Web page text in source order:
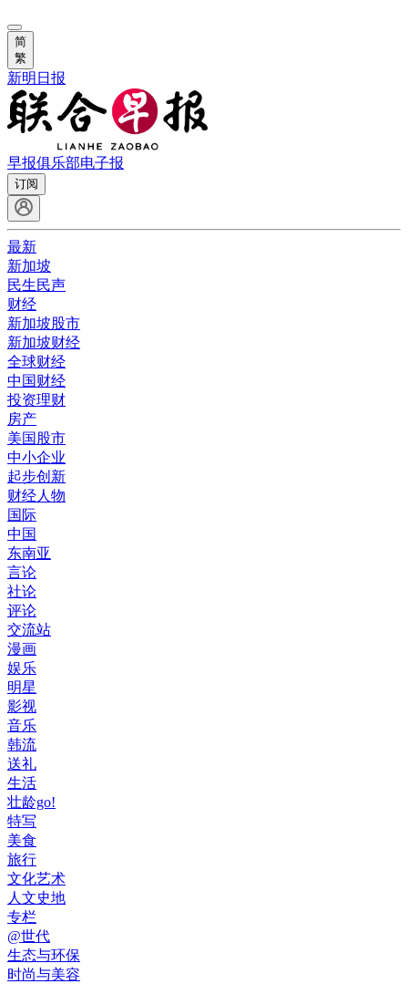
简
繁
新明日报
早报俱乐部电子报
订阅
最新
新加坡
民生民声
财经
新加坡股市
新加坡财经
全球财经
中国财经
投资理财
房产
美国股市
中小企业
起步创新
财经人物
国际
中国
东南亚
言论
社论
评论
交流站
漫画
娱乐
明星
影视
音乐
韩流
送礼
生活
壮龄go!
特写
美食
旅行
文化艺术
人文史地
专栏
@世代
生态与环保
时尚与美容